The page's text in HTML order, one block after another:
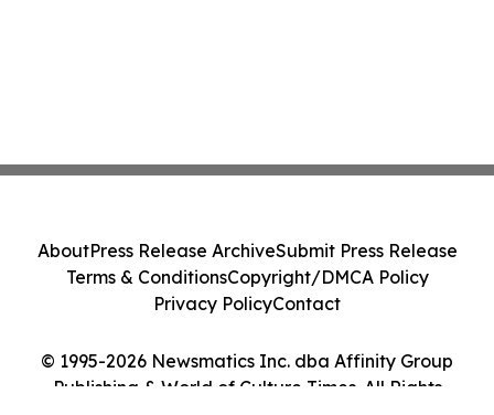
© 1995-2026 Newsmatics Inc. dba Affinity Group
Publishing & World of Culture Times. All Rights
AboutPress Release ArchiveSubmit Press Release
Terms & ConditionsCopyright/DMCA Policy
Privacy PolicyContact